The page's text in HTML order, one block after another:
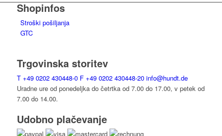
Shopinfos
Stroški pošiljanja
GTC
Trgovinska storitev
T +49 0202 430448-0 F +49 0202 430448-20 info@hundt.de
Uradne ure od ponedeljka do četrtka od 7.00 do 17.00, v petek od
7.00 do 14.00.
Udobno plačevanje